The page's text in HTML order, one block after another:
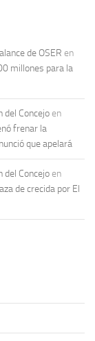
de OSER en
millones para la
del Concejo en
frenar la
que apelará
del Concejo en
de crecida por El